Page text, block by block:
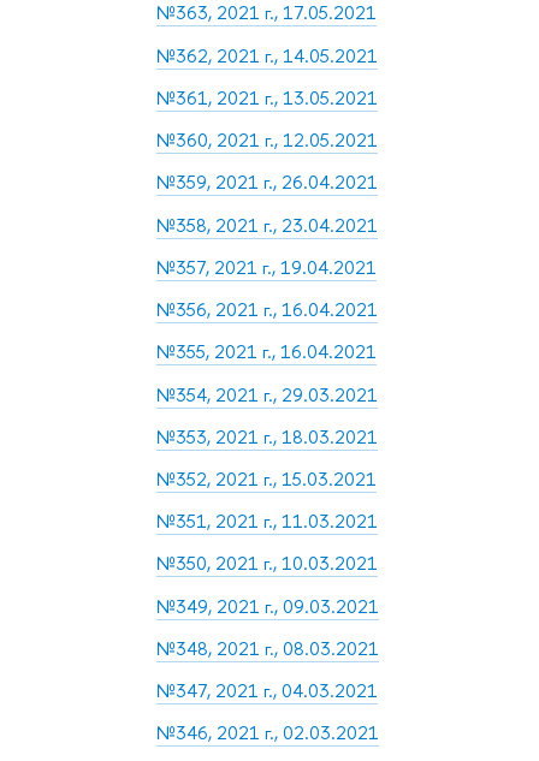
№363, 2021 г., 17.05.2021
№362, 2021 г., 14.05.2021
№361, 2021 г., 13.05.2021
№360, 2021 г., 12.05.2021
№359, 2021 г., 26.04.2021
№358, 2021 г., 23.04.2021
№357, 2021 г., 19.04.2021
№356, 2021 г., 16.04.2021
№355, 2021 г., 16.04.2021
№354, 2021 г., 29.03.2021
№353, 2021 г., 18.03.2021
№352, 2021 г., 15.03.2021
№351, 2021 г., 11.03.2021
№350, 2021 г., 10.03.2021
№349, 2021 г., 09.03.2021
№348, 2021 г., 08.03.2021
№347, 2021 г., 04.03.2021
№346, 2021 г., 02.03.2021